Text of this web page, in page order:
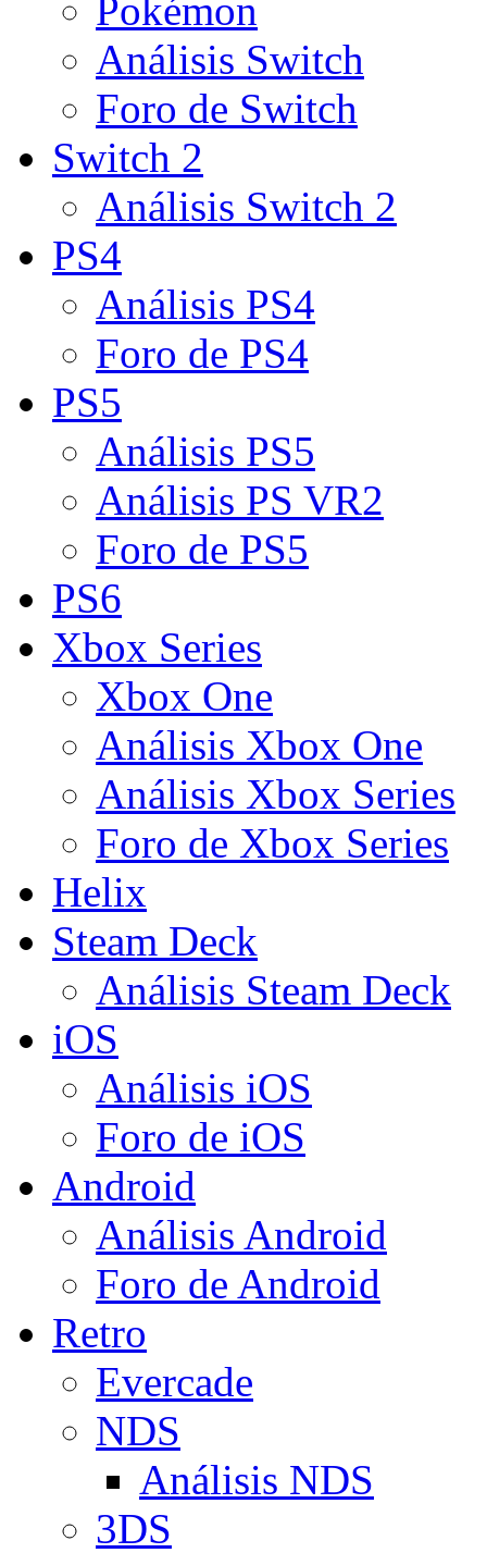
Pokémon
Análisis Switch
Foro de Switch
Switch 2
Análisis Switch 2
PS4
Análisis PS4
Foro de PS4
PS5
Análisis PS5
Análisis PS VR2
Foro de PS5
PS6
Xbox Series
Xbox One
Análisis Xbox One
Análisis Xbox Series
Foro de Xbox Series
Helix
Steam Deck
Análisis Steam Deck
iOS
Análisis iOS
Foro de iOS
Android
Análisis Android
Foro de Android
Retro
Evercade
NDS
Análisis NDS
3DS